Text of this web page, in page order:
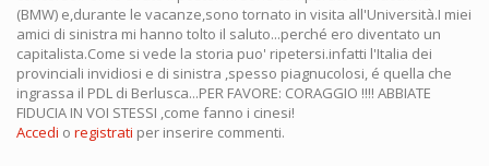
(BMW) e,durante le vacanze,sono tornato in visita all'Università.I miei
amici di sinistra mi hanno tolto il saluto...perché ero diventato un
capitalista.Come si vede la storia puo' ripetersi.infatti l'Italia dei
provinciali invidiosi e di sinistra ,spesso piagnucolosi, é quella che
ingrassa il PDL di Berlusca...PER FAVORE: CORAGGIO !!!! ABBIATE
FIDUCIA IN VOI STESSI ,come fanno i cinesi!
Accedi o registrati per inserire commenti.